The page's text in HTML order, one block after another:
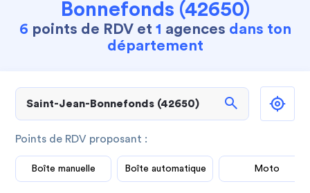
Bonnefonds (42650)
6 points de RDV et 1 agences dans ton
département
search
Points de RDV proposant :
Boîte manuelle Boîte automatique Moto